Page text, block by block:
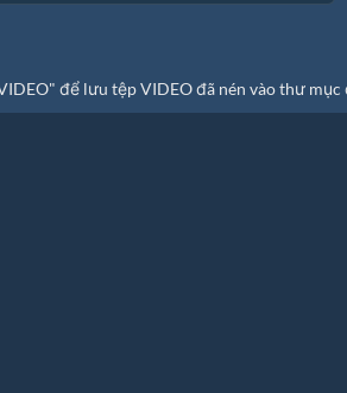
để lưu tệp VIDEO đã nén vào thư mục